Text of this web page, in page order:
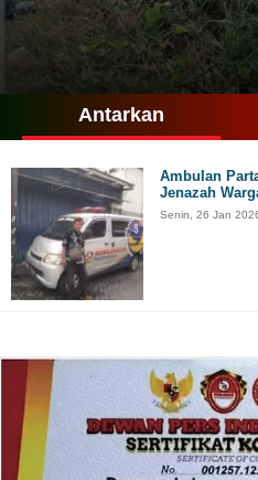
Antarkan
Ambulan
Jenazah
Senin, 26 Jan